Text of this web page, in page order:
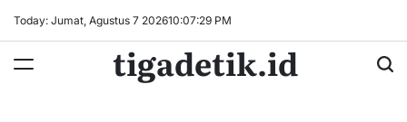
Today: Jumat, Agustus 7 202610:07:30 PM
tigadetik.id